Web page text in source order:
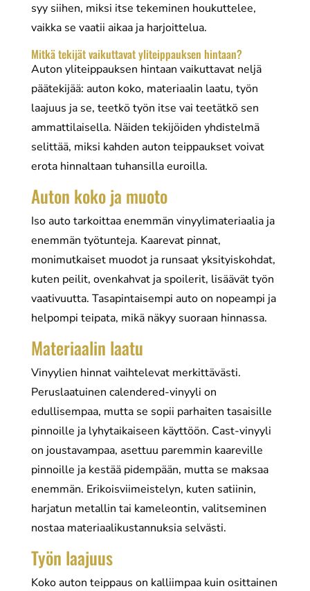
syy siihen, miksi itse tekeminen houkuttelee,
vaikka se vaatii aikaa ja harjoittelua.
Mitkä tekijät vaikuttavat yliteippauksen hintaan?
Auton yliteippauksen hintaan vaikuttavat neljä
päätekijää: auton koko, materiaalin laatu, työn
laajuus ja se, teetkö työn itse vai teetätkö sen
ammattilaisella. Näiden tekijöiden yhdistelmä
selittää, miksi kahden auton teippaukset voivat
erota hinnaltaan tuhansilla euroilla.
Auton koko ja muoto
Iso auto tarkoittaa enemmän vinyylimateriaalia ja
enemmän työtunteja. Kaarevat pinnat,
monimutkaiset muodot ja runsaat yksityiskohdat,
kuten peilit, ovenkahvat ja spoilerit, lisäävät työn
vaativuutta. Tasapintaisempi auto on nopeampi ja
helpompi teipata, mikä näkyy suoraan hinnassa.
Materiaalin laatu
Vinyylien hinnat vaihtelevat merkittävästi.
Peruslaatuinen calendered-vinyyli on
edullisempaa, mutta se sopii parhaiten tasaisille
pinnoille ja lyhytaikaiseen käyttöön. Cast-vinyyli
on joustavampaa, asettuu paremmin kaareville
pinnoille ja kestää pidempään, mutta se maksaa
enemmän. Erikoisviimeistelyn, kuten satiinin,
harjatun metallin tai kameleontin, valitseminen
nostaa materiaalikustannuksia selvästi.
Työn laajuus
Koko auton teippaus on kalliimpaa kuin osittainen